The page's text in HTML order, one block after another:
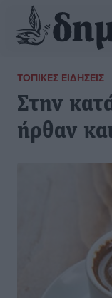
ΤΟΠΙΚΈΣ ΕΙΔΉΣΕΙΣ
Στην
ήρθαν